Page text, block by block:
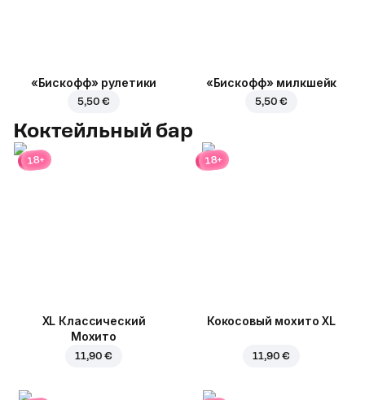
«Бискофф» рулетики
5,50 €
«Бискофф» милкшейк
5,50 €
Коктейльный бар
18+
XL Классический
Мохито
11,90 €
18+
Кокосовый мохито XL
11,90 €